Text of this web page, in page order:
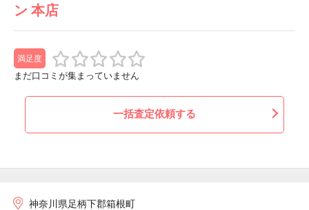
ン 本店
満足度
まだ口コミが集まっていません
一括査定依頼する
神奈川県足柄下郡箱根町